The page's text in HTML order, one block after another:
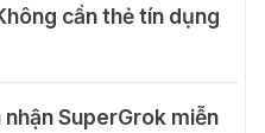
cần thẻ tín dụng
nhận SuperGrok miễn